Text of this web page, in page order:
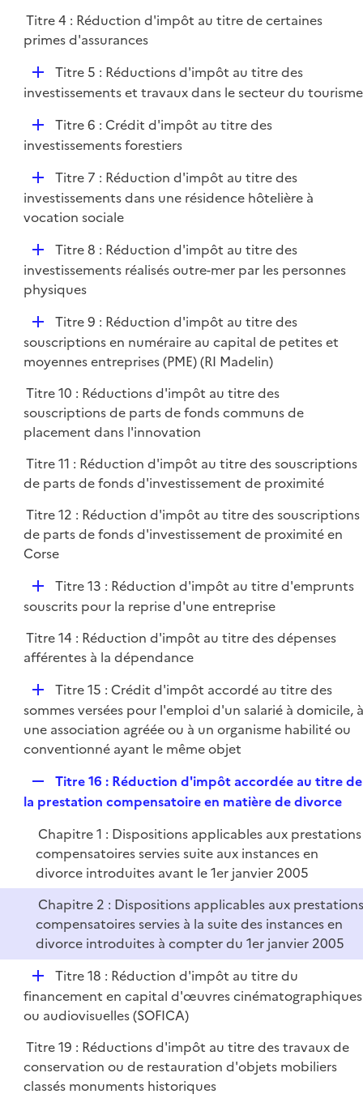
Titre 4 : Réduction d'impôt au titre de certaines
primes d'assurances
D
é
i
Titre 5 : Réductions d'impôt au titre des
investissements et travaux dans le secteur du tourisme
D
é
i
e
Titre 6 : Crédit d'impôt au titre des
investissements forestiers
D
é
p
e
r
Titre 7 : Réduction d'impôt au titre des
investissements dans une résidence hôtelière à
vocation sociale
D
é
p
e
r
Titre 8 : Réduction d'impôt au titre des
investissements réalisés outre-mer par les personnes
physiques
D
é
p
i
e
r
Titre 9 : Réduction d'impôt au titre des
souscriptions en numéraire au capital de petites et
moyennes entreprises (PME) (RI Madelin)
Titre 10 : Réductions d'impôt au titre des
souscriptions de parts de fonds communs de
placement dans l'innovation
Titre 11 : Réduction d'impôt au titre des souscriptions
de parts de fonds d'investissement de proximité
Titre 12 : Réduction d'impôt au titre des souscriptions
de parts de fonds d'investissement de proximité en
Corse
D
é
l
i
Titre 13 : Réduction d'impôt au titre d'emprunts
souscrits pour la reprise d'une entreprise
Titre 14 : Réduction d'impôt au titre des dépenses
afférentes à la dépendance
D
é
p
l
r
Titre 15 : Crédit d'impôt accordé au titre des
sommes versées pour l'emploi d'un salarié à domicile, à
une association agréée ou à un organisme habilité ou
conventionné ayant le même objet
e
l
i
e
r
Titre 16 : Réduction d'impôt accordée au titre de
la prestation compensatoire en matière de divorce
Chapitre 1 : Dispositions applicables aux prestations
compensatoires servies suite aux instances en
divorce introduites avant le 1er janvier 2005
Chapitre 2 : Dispositions applicables aux
compensatoires servies à la suite des instances en
divorce introduites à compter du 1er janvier 2005
D
é
p
i
e
r
Titre 18 : Réduction d'impôt au titre du
financement en capital d'œuvres cinématographiques
ou audiovisuelles (SOFICA)
Titre 19 : Réductions d'impôt au titre des travaux de
conservation ou de restauration d'objets mobiliers
classés monuments historiques